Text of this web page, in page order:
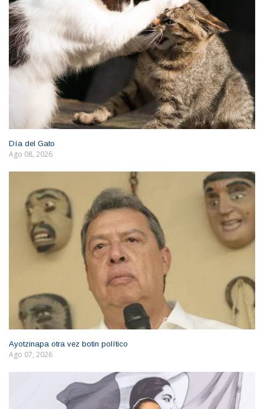
Día del Gato
Ago 08, 2026
Ayotzinapa otra vez botin político
Ago 07, 2026